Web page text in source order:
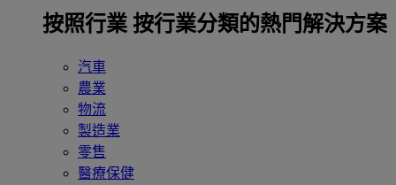
按照行業 按行業分類的熱門解決方案
汽車
農業
物流
製造業
零售
醫療保健